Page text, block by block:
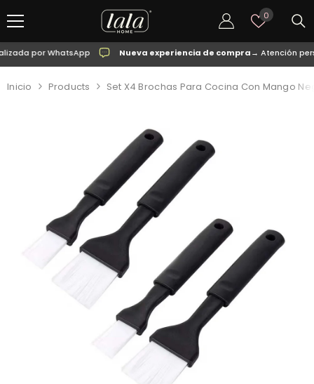
0 Listas
deseos
por WhatsApp
Nueva experiencia de compra→ Atención
Inicio Products Set X4 Brochas Para Cocina Con Mango